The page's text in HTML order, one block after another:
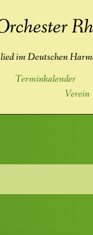
im Deutschen
Terminkalender
Verein